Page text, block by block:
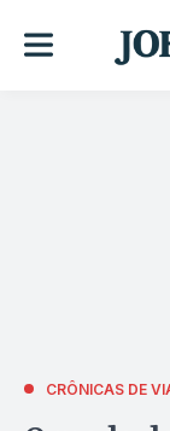
CRÔNICAS DE